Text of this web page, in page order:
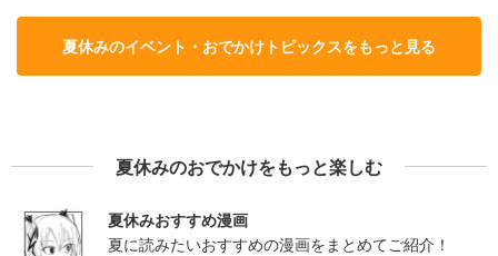
夏休みのイベント・おでかけトピックスをもっと見る
夏休みのおでかけをもっと楽しむ
夏休みおすすめ漫画
夏に読みたいおすすめの漫画をまとめてご紹介！